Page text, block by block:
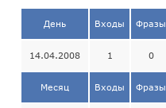
День Входы Фразы
14.04.2008 1 0
Месяц Входы Фразы